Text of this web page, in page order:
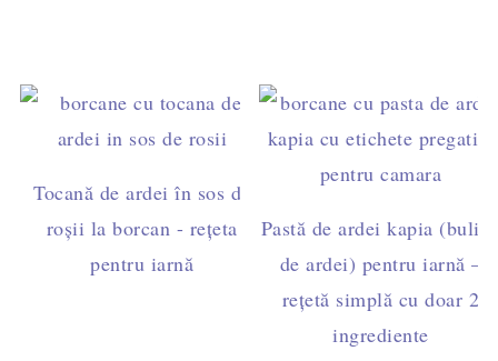
Tocană de ardei în sos de
roșii la borcan - rețeta
pentru iarnă
Pastă de ardei kapia
de ardei) pentru iarnă –
rețetă simplă cu doar 2
ingrediente